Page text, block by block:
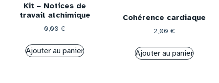
Kit – Notices de
travail alchimique
0,00 €
Ajouter au panier
Cohérence cardiaque
2,00 €
Ajouter au panier